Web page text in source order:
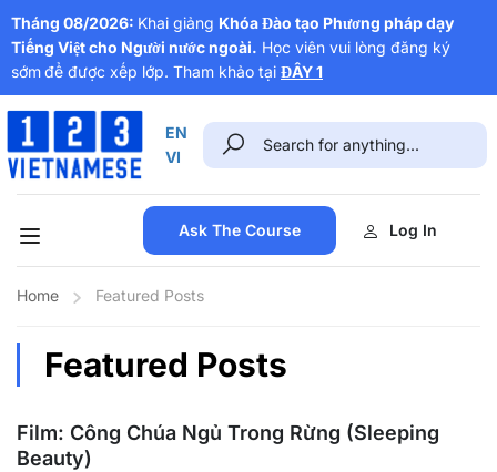
Tháng 08/2026: Khai giảng Khóa Đào tạo Phương pháp dạy
Tiếng Việt cho Người nước ngoài. Học viên vui lòng đăng ký
sớmđể được xếp lớp. Tham khảo tại ĐÂY 1
EN
VI
Ask The Course Log In
Featured Posts
Home Featured Posts
Film: Công Chúa Ngủ Trong Rừng (Sleeping
Beauty)